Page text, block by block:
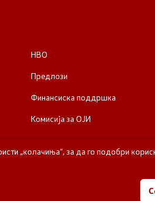
НВО
Предлози
Финансиска поддршка
Комисија за ОЈИ
© 2026 Одделение за соработка
„колачиња“, за да го подобри